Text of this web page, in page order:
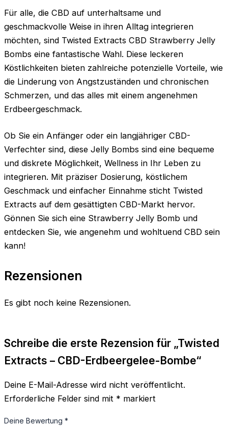
Für alle, die CBD auf unterhaltsame und
geschmackvolle Weise in ihren Alltag integrieren
möchten, sind Twisted Extracts CBD Strawberry Jelly
Bombs eine fantastische Wahl. Diese leckeren
Köstlichkeiten bieten zahlreiche potenzielle Vorteile, wie
die Linderung von Angstzuständen und chronischen
Schmerzen, und das alles mit einem angenehmen
Erdbeergeschmack.
Ob Sie ein Anfänger oder ein langjähriger CBD-
Verfechter sind, diese Jelly Bombs sind eine bequeme
und diskrete Möglichkeit, Wellness in Ihr Leben zu
integrieren. Mit präziser Dosierung, köstlichem
Geschmack und einfacher Einnahme sticht Twisted
Extracts auf dem gesättigten CBD-Markt hervor.
Gönnen Sie sich eine Strawberry Jelly Bomb und
entdecken Sie, wie angenehm und wohltuend CBD sein
kann!
Rezensionen
Es gibt noch keine Rezensionen.
Schreibe die erste Rezension für „Twisted
Extracts – CBD-Erdbeergelee-Bombe“
Deine E-Mail-Adresse wird nicht veröffentlicht.
Erforderliche Felder sind mit * markiert
Deine Bewertung *